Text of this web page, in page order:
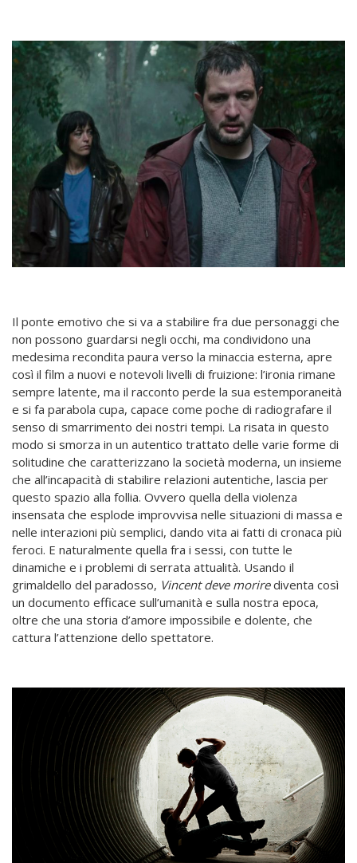
Il ponte emotivo che si va a stabilire fra due personaggi che
non possono guardarsi negli occhi, ma condividono una
medesima recondita paura verso la minaccia esterna, apre
così il film a nuovi e notevoli livelli di fruizione: l’ironia rimane
sempre latente, ma il racconto perde la sua estemporaneità
e si fa parabola cupa, capace come poche di radiografare il
senso di smarrimento dei nostri tempi. La risata in questo
modo si smorza in un autentico trattato delle varie forme di
solitudine che caratterizzano la società moderna, un insieme
che all’incapacità di stabilire relazioni autentiche, lascia per
questo spazio alla follia. Ovvero quella della violenza
insensata che esplode improvvisa nelle situazioni di massa e
nelle interazioni più semplici, dando vita ai fatti di cronaca più
feroci. E naturalmente quella fra i sessi, con tutte le
dinamiche e i problemi di serrata attualità. Usando il
grimaldello del paradosso, Vincent deve morirediventa così
un documento efficace sull’umanità e sulla nostra epoca,
oltre che una storia d’amore impossibile e dolente, che
cattura l’attenzione dello spettatore.